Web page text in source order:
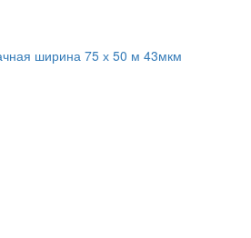
ширина 75 х 50 м 43мкм